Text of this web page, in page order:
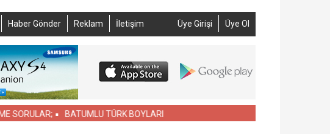
Üye Girişi Üye Ol
Haber Gönder Reklam İletişim
BATUMLU TÜRK BOYLARI